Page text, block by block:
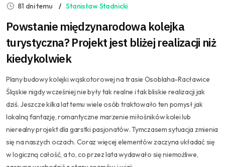
81 dni temu Stanisław Stadnicki
Powstanie międzynarodowa kolejka
turystyczna? Projekt jest bliżej realizacji niż
kiedykolwiek
Plany budowy kolejki wąskotorowej na trasie Osoblaha-Racławice
Śląskie nigdy wcześniej nie były tak realne i tak bliskie realizacji jak
dziś. Jeszcze kilka lat temu wiele osób traktowało ten pomysł jak
lokalną fantazję, romantyczne marzenie miłośników kolei lub
nierealny projekt dla garstki pasjonatów. Tymczasem sytuacja zmienia
się na naszych oczach. Coraz więcej elementów zaczyna układać się
w logiczną całość, a to, co przez lata wydawało się niemożliwe,